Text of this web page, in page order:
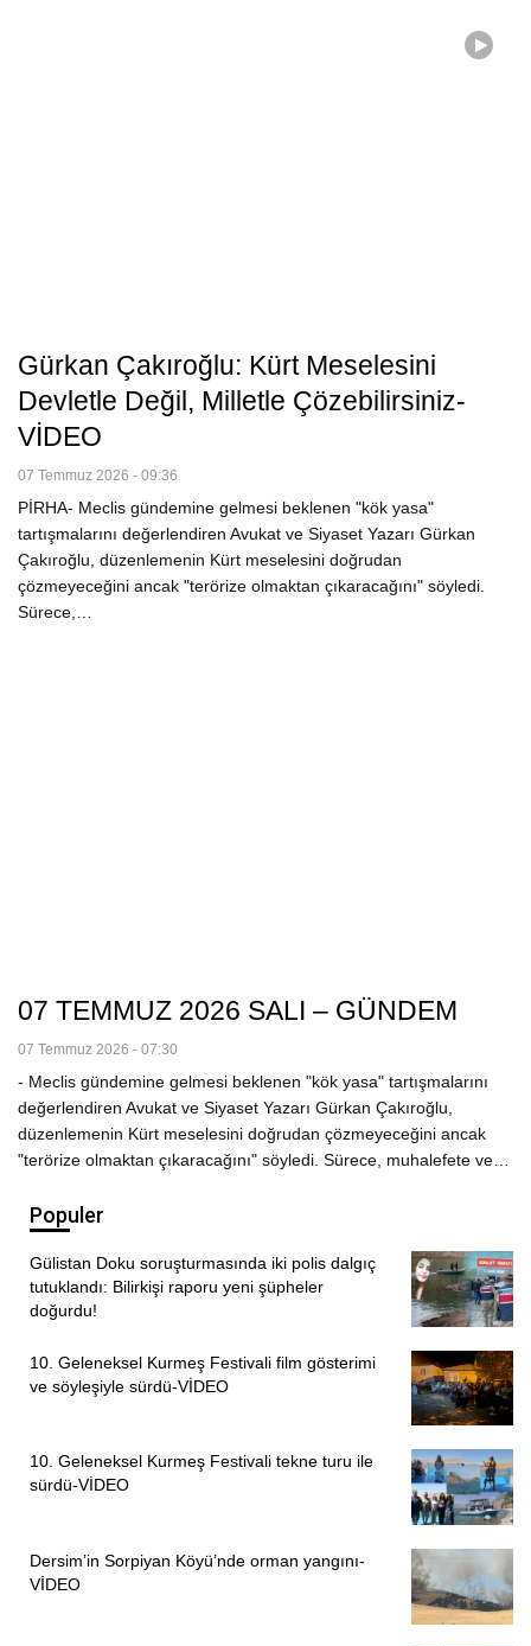
Gürkan Çakıroğlu: Kürt Meselesini
Devletle Değil, Milletle Çözebilirsiniz-
VİDEO
07 Temmuz 2026 - 09:36
PİRHA- Meclis gündemine gelmesi beklenen "kök yasa"
tartışmalarını değerlendiren Avukat ve Siyaset Yazarı Gürkan
Çakıroğlu, düzenlemenin Kürt meselesini doğrudan
çözmeyeceğini ancak "terörize olmaktan çıkaracağını" söyledi.
Sürece,…
07 TEMMUZ 2026 SALI – GÜNDEM
07 Temmuz 2026 - 07:30
- Meclis gündemine gelmesi beklenen "kök yasa" tartışmalarını
değerlendiren Avukat ve Siyaset Yazarı Gürkan Çakıroğlu,
düzenlemenin Kürt meselesini doğrudan çözmeyeceğini ancak
"terörize olmaktan çıkaracağını" söyledi. Sürece, muhalefete ve…
Populer
Gülistan Doku soruşturmasında iki polis dalgıç
tutuklandı: Bilirkişi raporu yeni şüpheler
doğurdu!
10. Geleneksel Kurmeş Festivali film gösterimi
ve söyleşiyle sürdü-VİDEO
10. Geleneksel Kurmeş Festivali tekne turu ile
sürdü-VİDEO
Dersim’in Sorpiyan Köyü’nde orman yangını-
VİDEO